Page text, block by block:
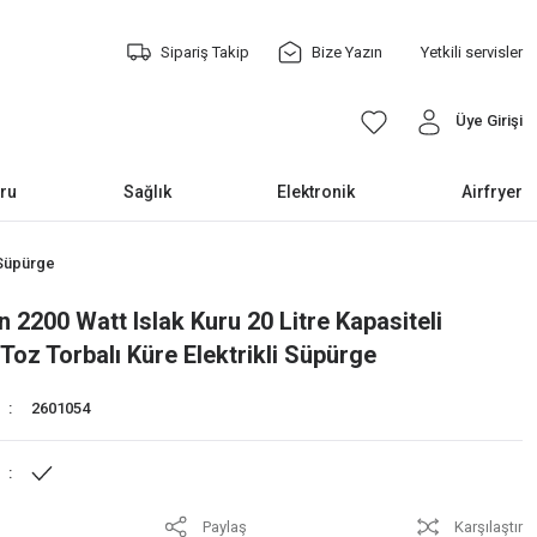
Sipariş Takip Bize Yazın Yetkili servisler
Üye Girişi
Sağlık Elektronik Airfryer
2200 Watt Islak Kuru 20 Litre Kapasiteli
Torbalı Küre Elektrikli Süpürge
2601054
Paylaş Karşılaştır